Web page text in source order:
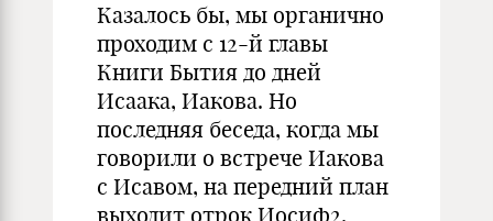
Казалось бы, мы органично
проходим с 12-й главы
Книги Бытия до дней
Исаака, Иакова. Но
последняя беседа, когда мы
говорили о встрече Иакова
с Исавом, на передний план
выходит отрок Иосиф2,